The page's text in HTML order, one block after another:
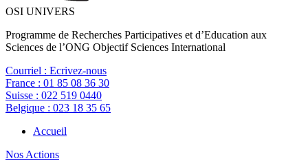
OSI UNIVERS
Programme de Recherches Participatives et d’Education aux
Sciences de l’ONG Objectif Sciences International
Courriel : Ecrivez-nous
France : 01 85 08 36 30
Suisse : 022 519 0440
Belgique : 023 18 35 65
Accueil
Nos Actions